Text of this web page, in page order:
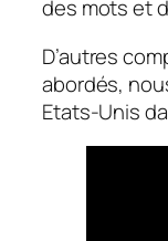
des mots et
D’autres
abordés,
Etats-Unis